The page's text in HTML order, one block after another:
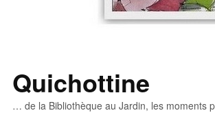
Quichottine
… de la Bibliothèque au Jardin, les moments